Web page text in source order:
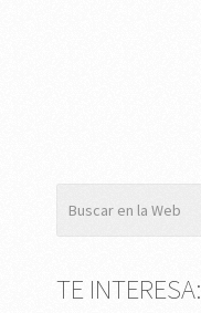
TE INTERESA: